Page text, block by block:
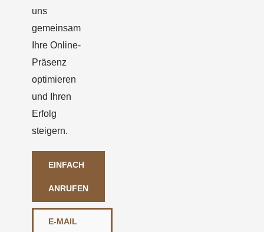
uns
gemeinsam
Ihre Online-
Präsenz
optimieren
und Ihren
Erfolg
steigern.
EINFACH
ANRUFEN
E-MAIL